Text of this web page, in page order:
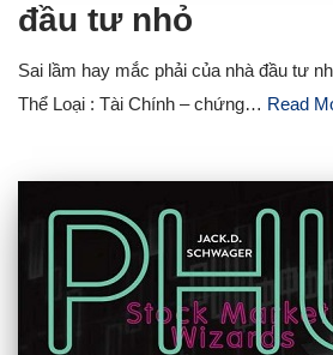
đầu tư nhỏ
Sai lầm hay mắc phải của nhà đầu tư
Thể Loại : Tài Chính – chứng… Read